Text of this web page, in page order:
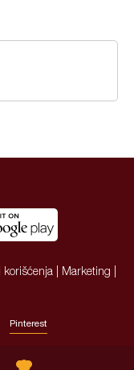
korišćenja Marketing
Pinterest